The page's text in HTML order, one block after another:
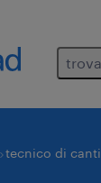
tecnico di